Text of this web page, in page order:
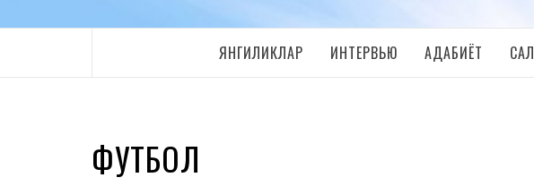
ЯНГИЛИКЛАР ИНТЕРВЬЮ АДАБИЁТ
ФУТБОЛ